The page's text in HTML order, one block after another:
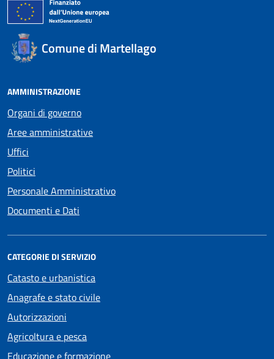
Comune di Martellago
AMMINISTRAZIONE
Organi di governo
Aree amministrative
Uffici
Politici
Personale Amministrativo
Documenti e Dati
CATEGORIE DI SERVIZIO
Catasto e urbanistica
Anagrafe e stato civile
Autorizzazioni
Agricoltura e pesca
Educazione e formazione